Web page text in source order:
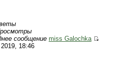
сообщение miss Galochka
18:46